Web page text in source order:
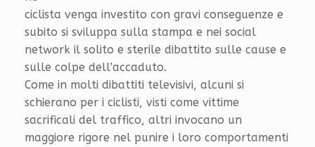
ciclista venga investito con gravi conseguenze e
subito si sviluppa sulla stampa e nei social
network il solito e sterile dibattito sulle cause e
sulle colpe dell’accaduto.
Come in molti dibattiti televisivi, alcuni si
schierano per i ciclisti, visti come vittime
sacrificali del traffico, altri invocano un
maggiore rigore nel punire i loro comportamenti